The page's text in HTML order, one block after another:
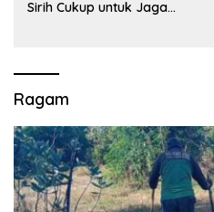
Sirih Cukup untuk Jaga
Ragam